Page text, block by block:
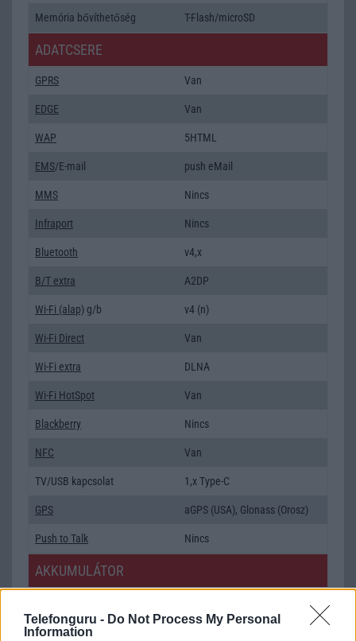
Telefonguru - Do Not Process My Personal
Information
Memória bővíthetőség T-Flash/microSD
ADATCSERE
GPRS Van
EDGE Van
WAP 5HTML
EMS/E-mail push eMail
MMS Nincs
Infraport Nincs
Bluetooth v4,x
B/T extra A2DP
Wi-Fi (alap) g/b v4 (n)
Wi-Fi Direct Van
Wi-Fi extra DLNA
Wi-Fi HotSpot Van
Blackberry Nincs
NFC Van
TV/USB kapcsolat 1,x Type-C
GPS aGPS (USA), Glonass (Orosz)
Push to Talk Nincs
AKKUMULÁTOR
Készenléti idő h /
Az akkumulátor nem vehetõ ki!